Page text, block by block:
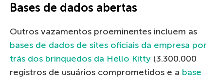
Bases de dados abertas
Outros vazamentos proeminentes incluem as
bases de dados de sites oficiais da empresa por
trás dos brinquedos da Hello Kitty (3.300.000
registros de usuários comprometidos e a base